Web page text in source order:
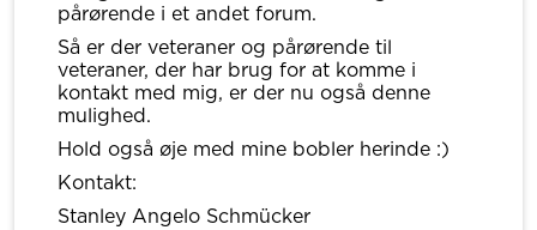
pårørende i et andet forum.
Så er der veteraner og pårørende til
veteraner, der har brug for at komme i
kontakt med mig, er der nu også denne
mulighed.
Hold også øje med mine bobler herinde :)
Kontakt:
Stanley Angelo Schmücker